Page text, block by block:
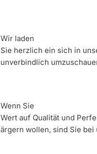
Wir laden
Sie herzlich ein sich in
unverbindlich
Wenn Sie
Wert auf Qualität und
ärgern wollen, sind Sie bei